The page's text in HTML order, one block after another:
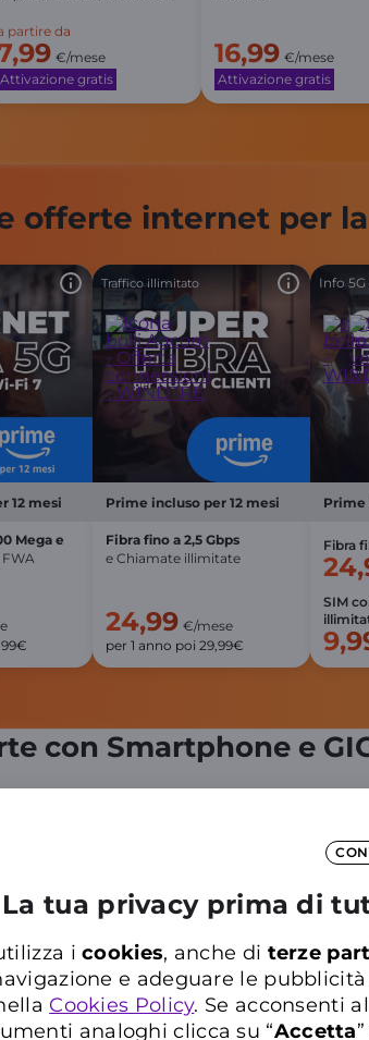
La tua privacy prima di
icookies, anche di terze
e adeguare le
Cookies Policy. Se acconsenti
analoghi clicca su “Accetta
partire da
€/mese
Attivazione gratis
16,99 €/mese
Attivazione gratis
offerte internet per
12 mesi
Mega e
Traffico illimitato
Prime incluso per 12 mesi
Fibra fino a 2,5 Gbps
e Chiamate illimitate
24,99 €/mese
per 1 anno poi 29,99€
Info
Prime
Fibra
SIM
con Smartphone e
Note 15
Motorola Edge 70